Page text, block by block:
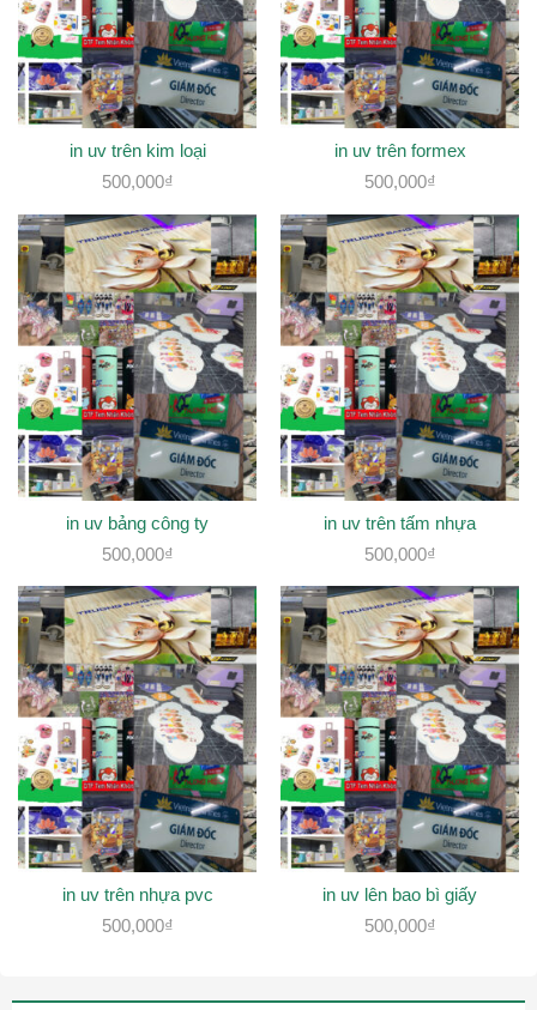
in uv trên kim loại
500,000₫
in uv trên formex
500,000₫
in uv bảng công ty
500,000₫
in uv trên tấm nhựa
500,000₫
in uv trên nhựa pvc
500,000₫
in uv lên bao bì giấy
500,000₫